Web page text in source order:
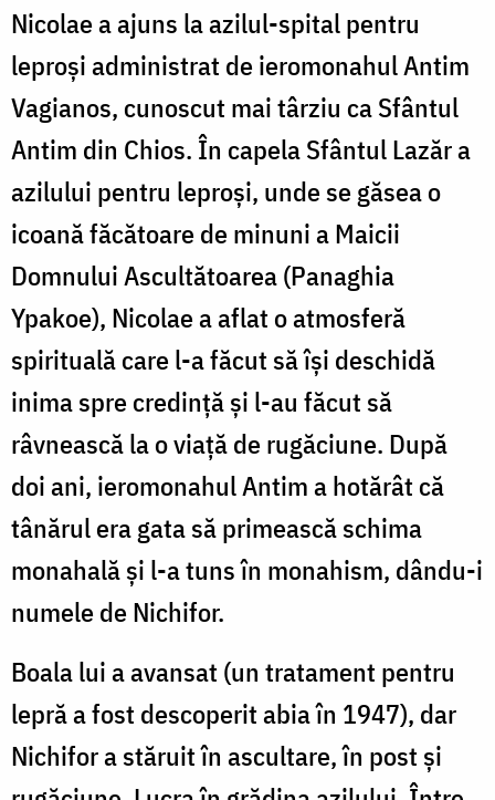
Nicolae a ajuns la azilul-spital pentru
leproși administrat de ieromonahul Antim
Vagianos, cunoscut mai târziu ca Sfântul
Antim din Chios. În capela Sfântul Lazăr a
azilului pentru leproși, unde se găsea o
icoană făcătoare de minuni a Maicii
Domnului Ascultătoarea (Panaghia
Ypakoe), Nicolae a aflat o atmosferă
spirituală care l-a făcut să își deschidă
inima spre credință și l-au făcut să
râvnească la o viață de rugăciune. După
doi ani, ieromonahul Antim a hotărât că
tânărul era gata să primească schima
monahală și l-a tuns în monahism, dându-i
numele de Nichifor.
Boala lui a avansat (un tratament pentru
lepră a fost descoperit abia în 1947), dar
Nichifor a stăruit în ascultare, în post și